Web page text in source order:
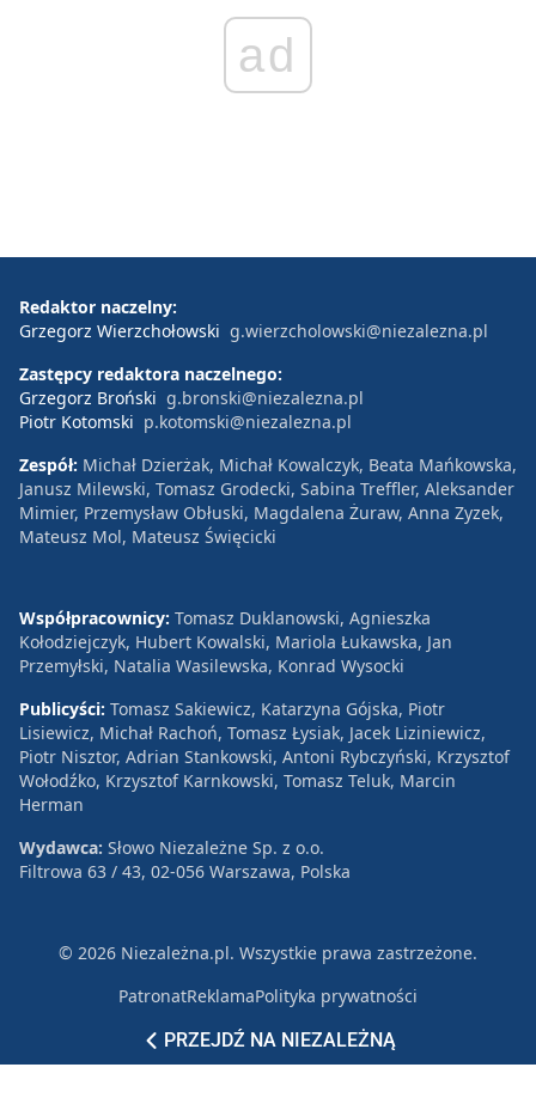
ad
PRZEJDŹ NA NIEZALEŻNĄ
Redaktor naczelny:
Grzegorz Wierzchołowski g.wierzcholowski@niezalezna.pl
Zastępcy redaktora naczelnego:
Grzegorz Broński g.bronski@niezalezna.pl
Piotr Kotomski p.kotomski@niezalezna.pl
Zespół: Michał Dzierżak, Michał Kowalczyk, Beata Mańkowska,
Janusz Milewski, Tomasz Grodecki, Sabina Treffler, Aleksander
Mimier, Przemysław Obłuski, Magdalena Żuraw, Anna Zyzek,
Mateusz Mol, Mateusz Święcicki
Współpracownicy: Tomasz Duklanowski, Agnieszka
Kołodziejczyk, Hubert Kowalski, Mariola Łukawska, Jan
Przemyłski, Natalia Wasilewska, Konrad Wysocki
Publicyści: Tomasz Sakiewicz, Katarzyna Gójska, Piotr
Lisiewicz, Michał Rachoń, Tomasz Łysiak, Jacek Liziniewicz,
Piotr Nisztor, Adrian Stankowski, Antoni Rybczyński, Krzysztof
Wołodźko, Krzysztof Karnkowski, Tomasz Teluk, Marcin
Herman
Wydawca: Słowo Niezależne Sp. z o.o.
Filtrowa 63 / 43, 02-056 Warszawa, Polska
© 2026 Niezależna.pl. Wszystkie prawa zastrzeżone.
PatronatReklamaPolityka prywatności